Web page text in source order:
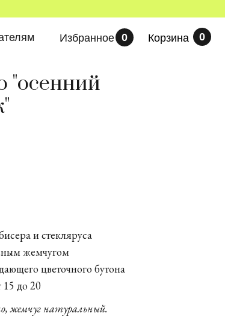
Корзина
Избранное 0 0
"осенний
и стекляруса
жемчугом
цветочного бутона
15 до 20
жемчуг натуральный.